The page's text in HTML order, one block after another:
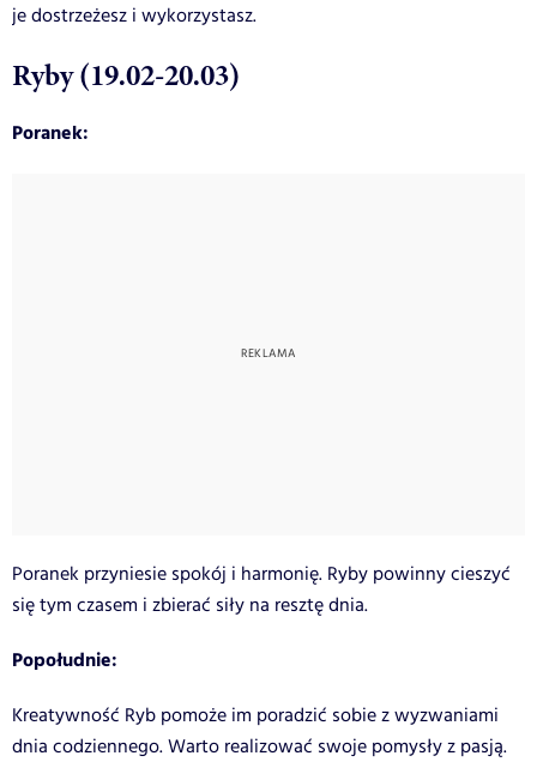
je dostrzeżesz i wykorzystasz.
Ryby (19.02-20.03)
Poranek:
Poranek przyniesie spokój i harmonię. Ryby powinny cieszyć
się tym czasem i zbierać siły na resztę dnia.
Popołudnie:
Kreatywność Ryb pomoże im poradzić sobie z wyzwaniami
dnia codziennego. Warto realizować swoje pomysły z pasją.